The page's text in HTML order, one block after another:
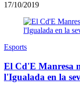
17/10/2019
Esports
El Cd'E Manresa
l'Igualada en la